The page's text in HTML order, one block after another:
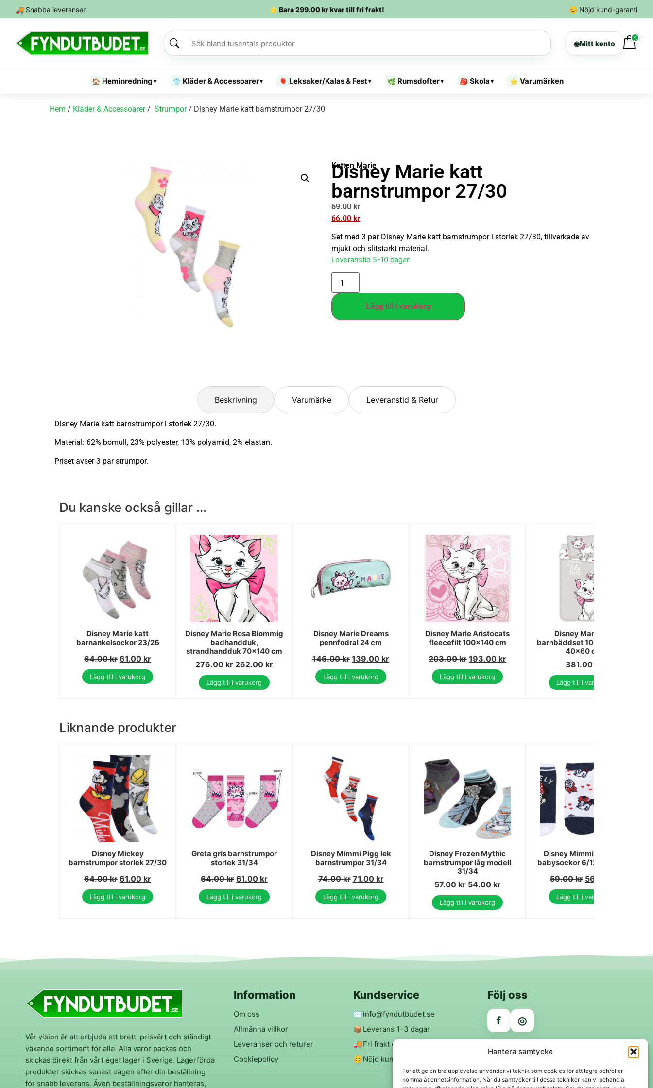
Hantera samtycke
För att ge en bra upplevelse använder vi teknik som cookies för att lagra och/eller
komma åt enhetsinformation. När du samtycker till dessa tekniker kan vi behandla
🚚 Snabba leveranser ⭐ Bara299.00krkvar till fri frakt! 😊 Nöjd kund-garanti
◉Mitt konto
0
🏠 Heminredning ▾ 👕 Kläder & Accessoarer▾ 🎈 Leksaker/Kalas & Fest▾ 🌿 Rumsdofter▾ 🎒 Skola ▾ ⭐ Varumärken
Hem / Kläder & Accessoarer/ Strumpor/ Disney Marie katt barnstrumpor 27/30
Katten Marie
Disney Marie katt
barnstrumpor 27/30
69.00kr
66.00 kr
Set med 3 par Disney Marie katt barnstrumpor i storlek 27/30, tillverkade av
mjukt och slitstarkt material.
Leveranstid 5-10 dagar
Lägg till i varukorg
Beskrivning Varumärke Leveranstid & Retur
Disney Marie katt barnstrumpor i storlek 27/30.
Material: 62% bomull, 23% polyester, 13% polyamid, 2% elastan.
Priset avser 3 par strumpor.
Du kanske också gillar ...
Disney Marie katt
barnankelsockor 23/26
64.00kr 61.00 kr
Lägg till i varukorg
Disney Marie Rosa Blommig
badhandduk,
strandhandduk 70x140 cm
276.00kr 262.00 kr
Lägg till i varukorg
Disney Marie Dreams
pennfodral 24 cm
146.00kr 139.00 kr
Lägg till i varukorg
Disney Marie Aristocats
fleecefilt 100x140 cm
203.00kr 193.00 kr
Lägg till i varukorg
Disney Marie grå
barnbäddset 100x135 cm,
40x60 cm
381.00
Lägg till i varukorg
Liknande produkter
Disney Mickey
barnstrumpor storlek 27/30
64.00kr 61.00 kr
Lägg till i varukorg
Greta gris barnstrumpor
storlek 31/34
64.00kr 61.00 kr
Lägg till i varukorg
Disney Mimmi Pigg lek
barnstrumpor 31/34
74.00kr 71.00 kr
Lägg till i varukorg
Disney Frozen Mythic
barnstrumpor låg modell
31/34
57.00kr 54.00 kr
Lägg till i varukorg
Disney Mimmi Pigg blå
babysockor 6/12 månader
59.00kr 56.00
Lägg till i varukorg
Vår vision är att erbjuda ett brett, prisvärt och ständigt
växande sortiment för alla. Alla varor packas och
skickas direkt från vårt eget lager i Sverige. Lagerförda
produkter skickas senast dagen efter din beställning
för snabb leverans. Även beställningsvaror hanteras,
Information
Om oss
Allmänna villkor
Leveranser och returer
Cookiepolicy
Kundservice
✉️info@fyndutbudet.se
📦 Leverans 1–3 dagar
🚚Fri frakt över 299 kr
😊Nöjd kund-garanti
Följ oss
f ◎
Trygga betalningar
Klarna VISA Mastercard Swish